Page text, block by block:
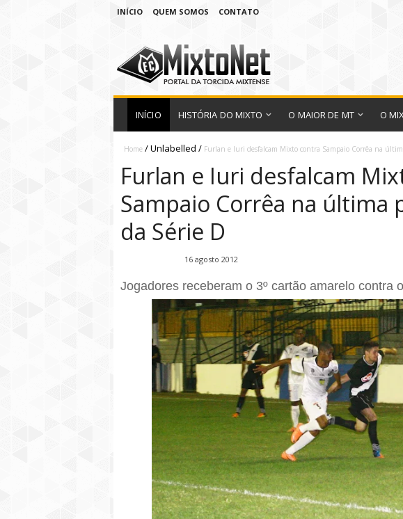
INÍCIO QUEM SOMOS CONTATO
INÍCIO HISTÓRIA DO MIXTO O MAIOR DE MT O
Home /Unlabelled / Furlan e Iuri desfalcam Mixto contra Sampaio Corrêa na
Furlan e Iuri desfalcam
Sampaio Corrêa na última
da Série D
16 agosto 2012
Jogadores receberam o 3º cartão amarelo contra